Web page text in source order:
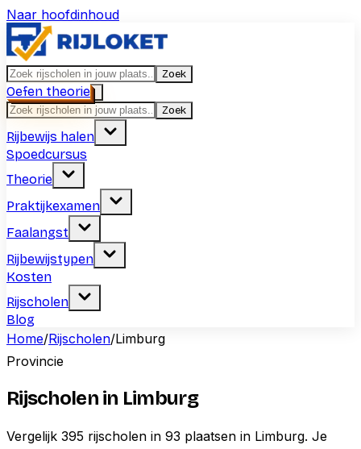
Naar hoofdinhoud
Zoek
Oefen theorie
Zoek
Rijbewijs halen
Spoedcursus
Theorie
Praktijkexamen
Faalangst
Rijbewijstypen
Kosten
Rijscholen
Blog
Home/Rijscholen/Limburg
Provincie
Rijscholen in Limburg
Vergelijk 395 rijscholen in 93 plaatsen in Limburg. Je